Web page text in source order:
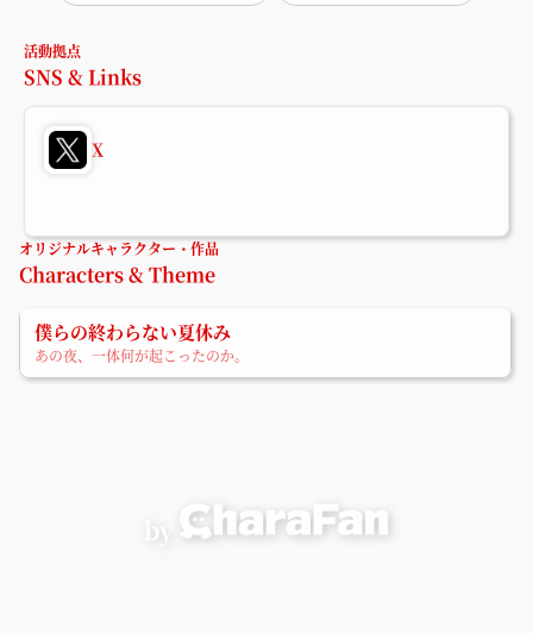
活動拠点
SNS & Links
X
オリジナルキャラクター・作品
Characters & Theme
僕らの終わらない夏休み
あの夜、一体何が起こったのか。
by